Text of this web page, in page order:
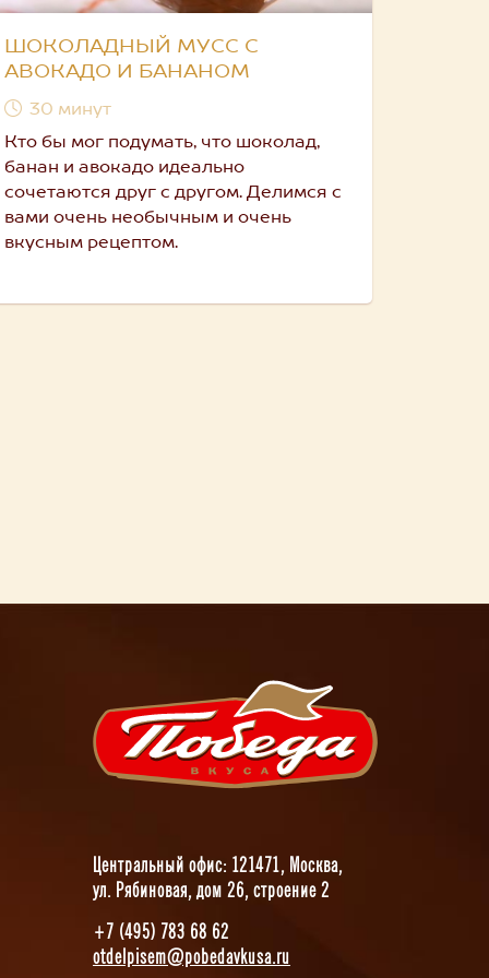
ШОКОЛАДНЫЙ МУСС С
АВОКАДО И БАНАНОМ
30 минут
Кто бы мог подумать, что шоколад,
банан и авокадо идеально
сочетаются друг с другом. Делимся с
вами очень необычным и очень
вкусным рецептом.
Центральный офис: 121471, Москва,
ул. Рябиновая, дом 26, строение 2
+7 (495) 783 68 62
otdelpisem@pobedavkusa.ru